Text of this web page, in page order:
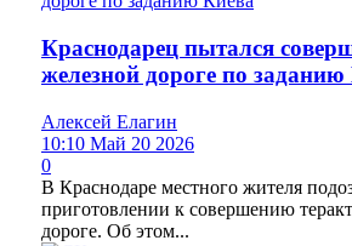
Краснодарец пытался
железной дороге по заданию
Алексей Елагин
10:10 Май 20 2026
0
В Краснодаре местного жителя
приготовлении к совершению
дороге. Об этом...